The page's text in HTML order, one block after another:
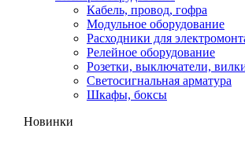
Кабель, провод, гофра
Модульное оборудование
Расходники для
Релейное оборудование
Розетки, выключатели,
Светосигнальная арматура
Шкафы, боксы
Новинки